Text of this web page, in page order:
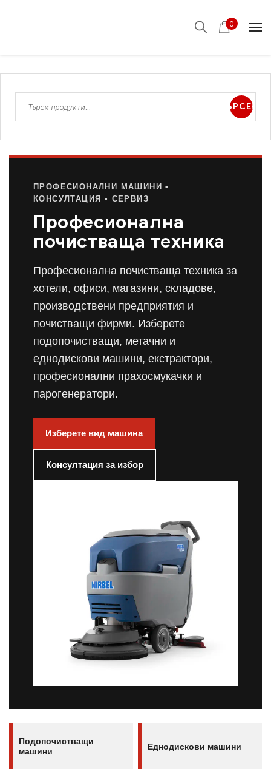
0
ПРОФЕСИОНАЛНИ МАШИНИ •
КОНСУЛТАЦИЯ • СЕРВИЗ
Професионална
почистваща техника
Професионална почистваща техника за
хотели, офиси, магазини, складове,
производствени предприятия и
почистващи фирми. Изберете
подопочистващи, метачни и
еднодискови машини, екстрактори,
професионални прахосмукачки и
парогенератори.
Изберете вид машина
Консултация за избор
Подопочистващи
машини
Еднодискови машини
ТЪРСЕНЕ